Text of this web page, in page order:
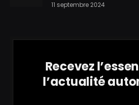
11 septembre 2024
Recevez
l’actualité